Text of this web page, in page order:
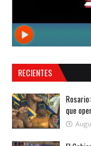
RECIENTES
que